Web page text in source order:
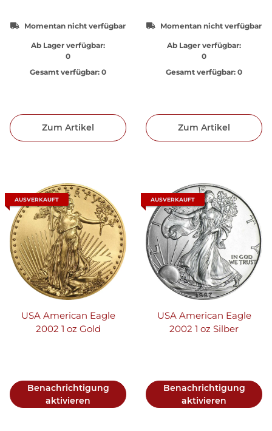
Momentan nicht verfügbar
Ab Lager verfügbar:
0
Gesamt verfügbar: 0
Zum Artikel
Momentan nicht verfügbar
Ab Lager verfügbar:
0
Gesamt verfügbar: 0
Zum Artikel
AUSVERKAUFT
USA American Eagle
2002 1 oz Gold
Benachrichtigung
aktivieren
AUSVERKAUFT
USA American Eagle
2002 1 oz Silber
Benachrichtigung
aktivieren